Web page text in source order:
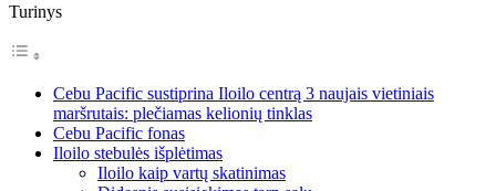
Turinys
Cebu Pacific sustiprina Iloilo centrą 3 naujais vietiniais
maršrutais: plečiamas kelionių tinklas
Cebu Pacific fonas
Iloilo stebulės išplėtimas
Iloilo kaip vartų skatinimas